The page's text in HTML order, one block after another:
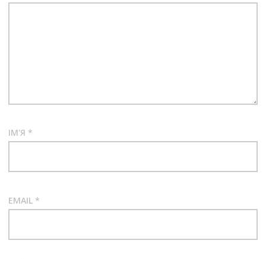
ІМ'Я *
EMAIL *